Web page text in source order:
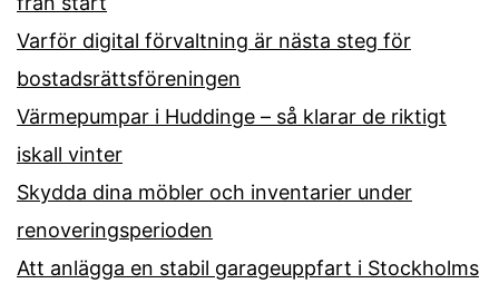
Varför digital förvaltning är nästa steg för
bostadsrättsföreningen
Värmepumpar i Huddinge – så klarar de riktigt
iskall vinter
Skydda dina möbler och inventarier under
renoveringsperioden
Att anlägga en stabil garageuppfart i Stockholms